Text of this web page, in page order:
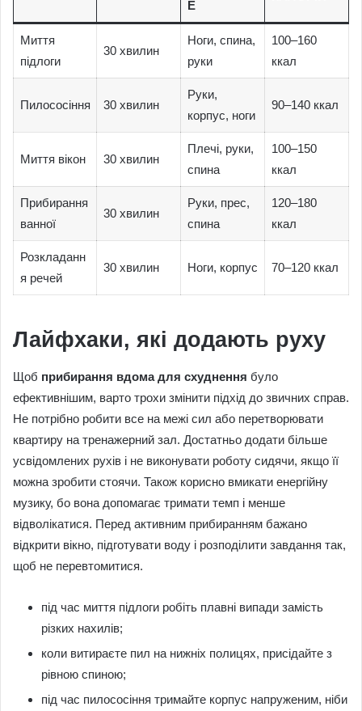
Е
Миття
підлоги
30 хвилин
Ноги, спина,
руки
100–160
ккал
Пилососіння 30 хвилин
Руки,
корпус, ноги
90–140 ккал
Миття вікон 30 хвилин
Плечі, руки,
спина
100–150
ккал
Прибирання
ванної
30 хвилин
Руки, прес,
спина
120–180
ккал
Розкладанн
я речей
30 хвилин Ноги, корпус 70–120 ккал
Лайфхаки, які додають руху
Щоб прибирання вдома для схуднення було
ефективнішим, варто трохи змінити підхід до звичних справ.
Не потрібно робити все на межі сил або перетворювати
квартиру на тренажерний зал. Достатньо додати більше
усвідомлених рухів і не виконувати роботу сидячи, якщо її
можна зробити стоячи. Також корисно вмикати енергійну
музику, бо вона допомагає тримати темп і менше
відволікатися. Перед активним прибиранням бажано
відкрити вікно, підготувати воду і розподілити завдання так,
щоб не перевтомитися.
під час миття підлоги робіть плавні випади замість
різких нахилів;
коли витираєте пил на нижніх полицях, присідайте з
рівною спиною;
під час пилососіння тримайте корпус напруженим, ніби